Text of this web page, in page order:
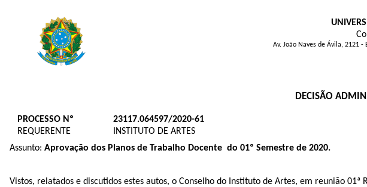
Av. João Naves de Ávila, 2121
DECISÃO
PROCESSO Nº
23117.064597/2020-61
REQUERENTE
INSTITUTO DE ARTES
Assunto: Aprovação dos Planos de Trabalho Docente do 01º Semestre de 2020.
Vistos, relatados e discutidos estes autos, o Conselho do Instituto de Artes, em reunião